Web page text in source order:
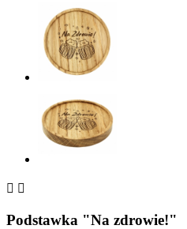
 
Podstawka "Na zdrowie!"